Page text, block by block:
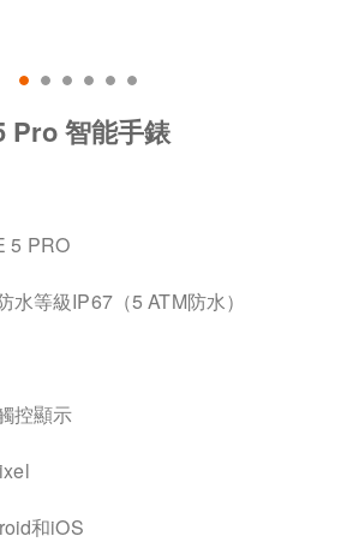
Pro 智能手錶
5 PRO
等級IP67（5 ATM防水）
控顯示
和iOS